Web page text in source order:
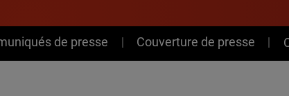
de presse Couverture de presse